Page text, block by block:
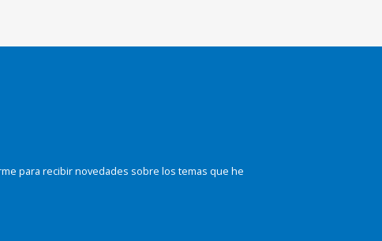
para recibir novedades sobre los temas que he